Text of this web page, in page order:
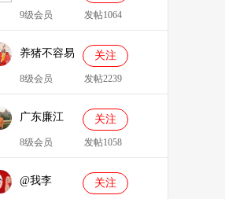
9级会员 发帖1064
养猪不容易 关注
8级会员 发帖2239
广东廉江
088
关注
8级会员 发帖1058
@我李 关注